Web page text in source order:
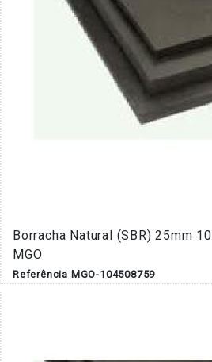
Borracha Natural (SBR) 25mm
MGO
Referência MGO-104508759